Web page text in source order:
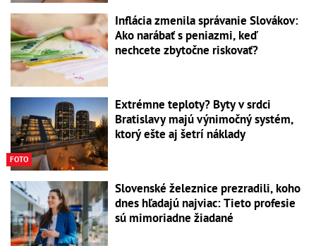
Inflácia zmenila správanie Slovákov:
Ako narábať s peniazmi, keď
nechcete zbytočne riskovať?
FOTO
Extrémne teploty? Byty v srdci
Bratislavy majú výnimočný systém,
ktorý ešte aj šetrí náklady
Slovenské železnice prezradili, koho
dnes hľadajú najviac: Tieto profesie
sú mimoriadne žiadané